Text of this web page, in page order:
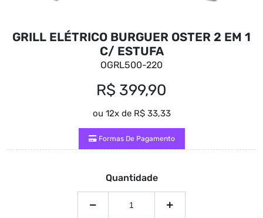
GRILL ELÉTRICO BURGUER OSTER 2 EM 1
C/ ESTUFA
OGRL500-220
R$ 399,90
ou 12x de R$ 33,33
Formas De Pagamento
Quantidade